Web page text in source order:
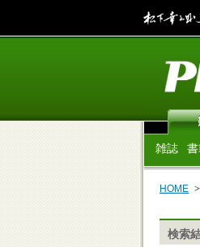
雑誌
HOME
検索